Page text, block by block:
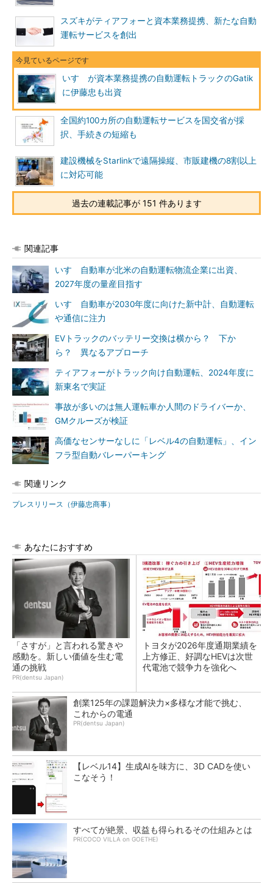
スズキがティアフォーと資本業務提携、新たな自動
運転サービスを創出
いすゞが資本業務提携の自動運転トラックのGatik
に伊藤忠も出資
全国約100カ所の自動運転サービスを国交省が採
択、手続きの短縮も
建設機械をStarlinkで遠隔操縦、市販建機の8割以上
に対応可能
過去の連載記事が 151 件あります
関連記事
いすゞ自動車が北米の自動運転物流企業に出資、
2027年度の量産目指す
いすゞ自動車が2030年度に向けた新中計、自動運転
や通信に注力
EVトラックのバッテリー交換は横から？ 下か
ら？ 異なるアプローチ
ティアフォーがトラック向け自動運転、2024年度に
新東名で実証
事故が多いのは無人運転車か人間のドライバーか、
GMクルーズが検証
高価なセンサーなしに「レベル4の自動運転」、イン
フラ型自動バレーパーキング
関連リンク
プレスリリース（伊藤忠商事）
あなたにおすすめ
「さすが」と言われる驚きや
感動を。新しい価値を生む電
通の挑戦
PR(dentsu Japan)
トヨタが2026年度通期業績を
上方修正、好調なHEVは次世
代電池で競争力を強化へ
創業125年の課題解決力×多様な才能で挑む、
これからの電通
PR(dentsu Japan)
【レベル14】生成AIを味方に、3D CADを使い
こなそう！
すべてが絶景、収益も得られるその仕組みとは
PR(COCO VILLA on GOETHE)